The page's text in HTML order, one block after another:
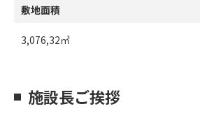
敷地面積
3,076,32㎡
施設長ご挨拶